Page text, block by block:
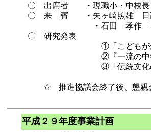
〇 出席者 ・現職小・中
〇 来 賓 ・矢ヶ崎照雄 日高
・石田 孝作 埼玉県退職
〇 研究発表
①「こどもがかがや
②『一流の中学校』を
③「伝統文化の継承 毛呂
✩ 推進協議会終了後、懇親会
平成２９年度事業計画